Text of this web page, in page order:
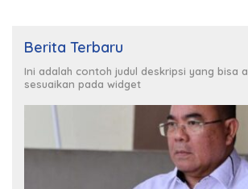
Berita Terbaru
Ini adalah contoh judul deskripsi yang bisa
sesuaikan pada widget